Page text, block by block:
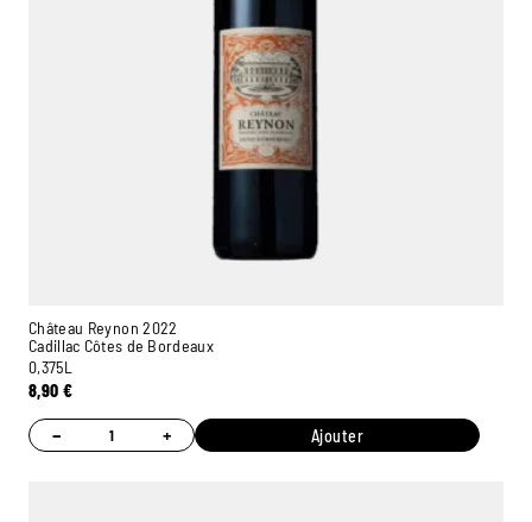
Château Reynon 2022
Cadillac Côtes de Bordeaux
0,375L
8,90 €
− + Ajouter